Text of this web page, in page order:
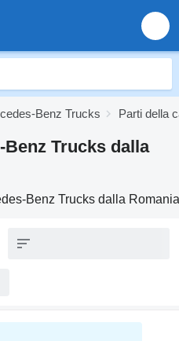
Benz Trucks Parti della
Trucks dalla
Benz Trucks dalla Romania